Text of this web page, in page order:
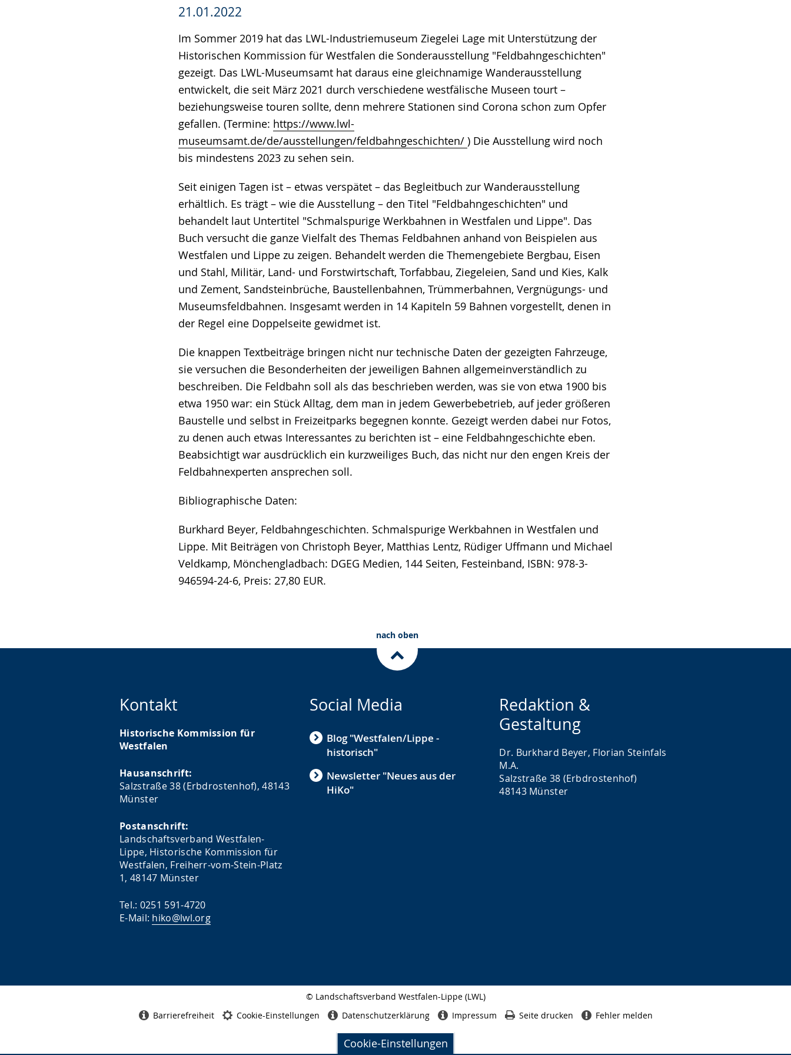
Cookie-Einstellungen
21.01.2022
Im Sommer 2019 hat das LWL-Industriemuseum Ziegelei Lage mit Unterstützung der
Historischen Kommission für Westfalen die Sonderausstellung "Feldbahngeschichten"
gezeigt. Das LWL-Museumsamt hat daraus eine gleichnamige Wanderausstellung
entwickelt, die seit März 2021 durch verschiedene westfälische Museen tourt –
beziehungsweise touren sollte, denn mehrere Stationen sind Corona schon zum Opfer
gefallen. (Termine: https://www.lwl-
museumsamt.de/de/ausstellungen/feldbahngeschichten/ ) Die Ausstellung wird noch
bis mindestens 2023 zu sehen sein.
Seit einigen Tagen ist – etwas verspätet – das Begleitbuch zur Wanderausstellung
erhältlich. Es trägt – wie die Ausstellung – den Titel "Feldbahngeschichten" und
behandelt laut Untertitel "Schmalspurige Werkbahnen in Westfalen und Lippe". Das
Buch versucht die ganze Vielfalt des Themas Feldbahnen anhand von Beispielen aus
Westfalen und Lippe zu zeigen. Behandelt werden die Themengebiete Bergbau, Eisen
und Stahl, Militär, Land- und Forstwirtschaft, Torfabbau, Ziegeleien, Sand und Kies, Kalk
und Zement, Sandsteinbrüche, Baustellenbahnen, Trümmerbahnen, Vergnügungs- und
Museumsfeldbahnen. Insgesamt werden in 14 Kapiteln 59 Bahnen vorgestellt, denen in
der Regel eine Doppelseite gewidmet ist.
Die knappen Textbeiträge bringen nicht nur technische Daten der gezeigten Fahrzeuge,
sie versuchen die Besonderheiten der jeweiligen Bahnen allgemeinverständlich zu
beschreiben. Die Feldbahn soll als das beschrieben werden, was sie von etwa 1900 bis
etwa 1950 war: ein Stück Alltag, dem man in jedem Gewerbebetrieb, auf jeder größeren
Baustelle und selbst in Freizeitparks begegnen konnte. Gezeigt werden dabei nur Fotos,
zu denen auch etwas Interessantes zu berichten ist – eine Feldbahngeschichte eben.
Beabsichtigt war ausdrücklich ein kurzweiliges Buch, das nicht nur den engen Kreis der
Feldbahnexperten ansprechen soll.
Bibliographische Daten:
Burkhard Beyer, Feldbahngeschichten. Schmalspurige Werkbahnen in Westfalen und
Lippe. Mit Beiträgen von Christoph Beyer, Matthias Lentz, Rüdiger Uffmann und Michael
Veldkamp, Mönchengladbach: DGEG Medien, 144 Seiten, Festeinband, ISBN: 978-3-
946594-24-6, Preis: 27,80 EUR.
nach oben
Kontakt
Historische Kommission für
Westfalen
Hausanschrift:
Salzstraße 38 (Erbdrostenhof), 48143
Münster
Postanschrift:
Landschaftsverband Westfalen-
Lippe, Historische Kommission für
Westfalen, Freiherr-vom-Stein-Platz
1, 48147 Münster
Tel.: 0251 591-4720
E-Mail: hiko@lwl.org
Social Media
Blog "Westfalen/Lippe -
historisch"
Newsletter "Neues aus der
HiKo"
Redaktion &
Gestaltung
Dr. Burkhard Beyer, Florian Steinfals
M.A.
Salzstraße 38 (Erbdrostenhof)
48143 Münster
© Landschaftsverband Westfalen-Lippe (LWL)
Barrierefreiheit Cookie-Einstellungen Datenschutzerklärung Impressum Seite drucken Fehler melden